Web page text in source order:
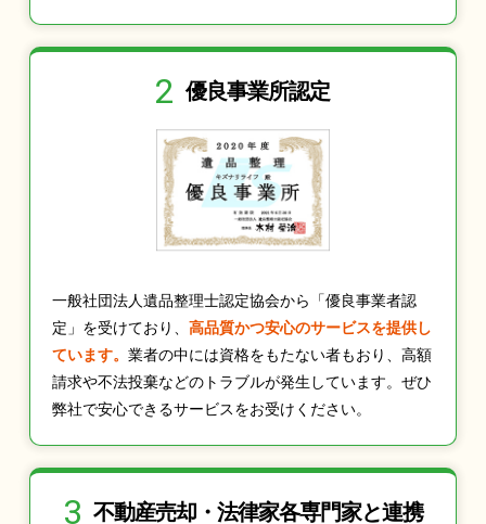
2 優良事業所認定
一般社団法人遺品整理士認定協会から「優良事業者認
定」を受けており、 高品質かつ安心のサービスを提供し
ています。 業者の中には資格をもたない者もおり、高額
請求や不法投棄などのトラブルが発生しています。ぜひ
弊社で安心できるサービスをお受けください。
3 不動産売却・法律家各専門家と連携